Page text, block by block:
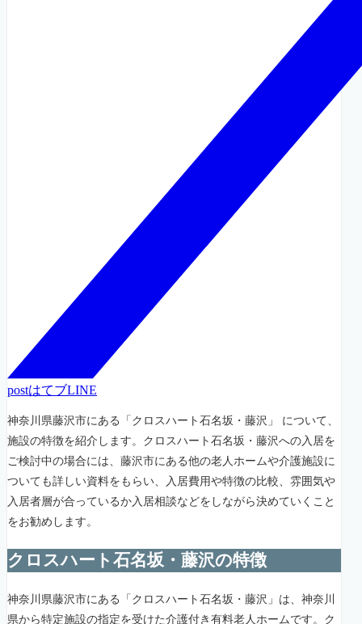
postはてブLINE
神奈川県藤沢市にある「クロスハート石名坂・藤沢」 について、
施設の特徴を紹介します。クロスハート石名坂・藤沢への入居を
ご検討中の場合には、藤沢市にある他の老人ホームや介護施設に
ついても詳しい資料をもらい、入居費用や特徴の比較、雰囲気や
入居者層が合っているか入居相談などをしながら決めていくこと
をお勧めします。
クロスハート石名坂・藤沢の特徴
神奈川県藤沢市にある「クロスハート石名坂・藤沢」は、神奈川
県から特定施設の指定を受けた介護付き有料老人ホームです。ク